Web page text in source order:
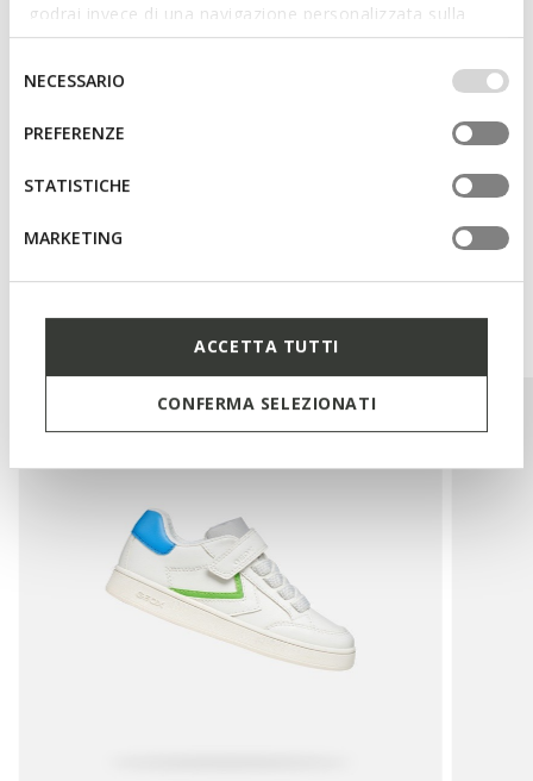
godrai invece di una navigazione personalizzata sulla
base dei tuoi gusti ed interessi. Selezionando
IMPOSTAZIONI potrai anche scegliere quali cookies ed
altri strumenti di tracciamento autorizzare. Per maggiori
informazioni o per modificare in qualsiasi momento le
tue impostazioni, visita la nostra
del
consenso
NECESSARIO
PREFERENZE
STATISTICHE
MARKETING
ACCETTA TUTTI
CONFERMA SELEZIONATI
Single riptape and elasticated lace fastening; Removable
insole
Materials
You may also like